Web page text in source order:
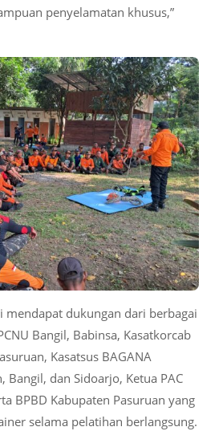
penyelamatan khusus,”
mendapat dukungan dari berbagai
Bangil, Babinsa, Kasatkorcab
Kasatsus BAGANA
Bangil, dan Sidoarjo, Ketua PAC
BPBD Kabupaten Pasuruan yang
selama pelatihan berlangsung.